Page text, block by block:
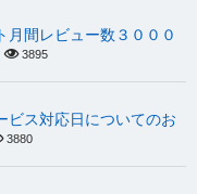
月間レビュー数３０００
3895
ビス対応日についてのお
3880